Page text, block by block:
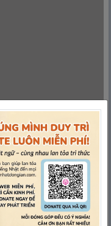
hành động đã
しまいました。